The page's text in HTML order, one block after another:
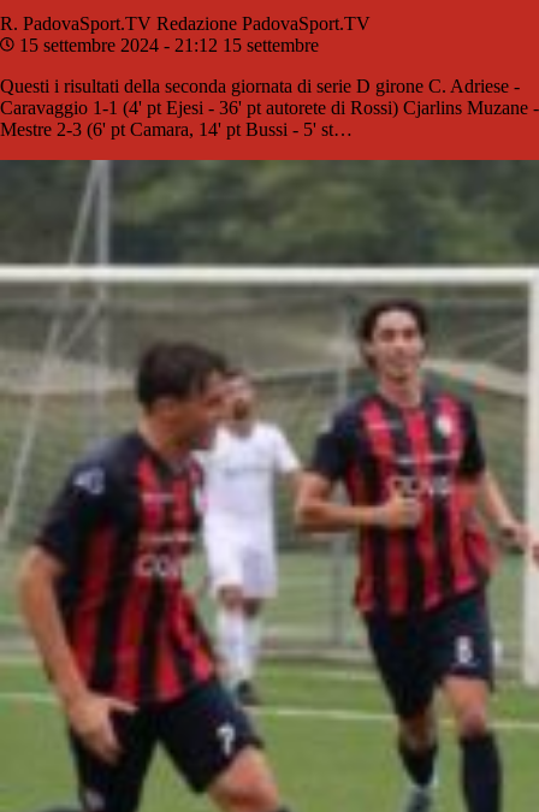
R. PadovaSport.TV Redazione PadovaSport.TV
15 settembre 2024 - 21:12 15 settembre
Questi i risultati della seconda giornata di serie D girone C. Adriese -
Caravaggio 1-1 (4' pt Ejesi - 36' pt autorete di Rossi) Cjarlins Muzane -
Mestre 2-3 (6' pt Camara, 14' pt Bussi - 5' st…